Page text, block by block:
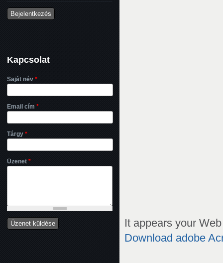
It appears your
Download adobe
Kapcsolat
Saját név *
Email cím *
Tárgy *
Üzenet *